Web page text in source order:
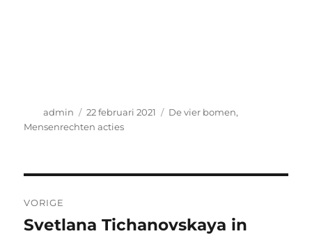
Auteur
admin
Geplaatst
op
22 februari 2021 Categorieën
De vier bomen,
Mensenrechten acties
navigatie
VORIGE
Vorig
Svetlana Tichanovskaya in